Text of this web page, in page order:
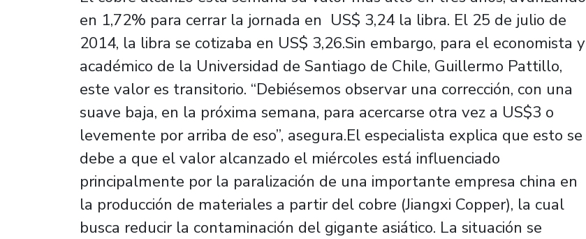
en 1,72% para cerrar la jornada en US$ 3,24 la libra. El 25 de julio de
2014, la libra se cotizaba en US$ 3,26.Sin embargo, para el economista y
académico de la Universidad de Santiago de Chile, Guillermo Pattillo,
este valor es transitorio. “Debiésemos observar una corrección, con una
suave baja, en la próxima semana, para acercarse otra vez a US$3 o
levemente por arriba de eso”, asegura.El especialista explica que esto se
debe a que el valor alcanzado el miércoles está influenciado
principalmente por la paralización de una importante empresa china en
la producción de materiales a partir del cobre (Jiangxi Copper), la cual
busca reducir la contaminación del gigante asiático. La situación se